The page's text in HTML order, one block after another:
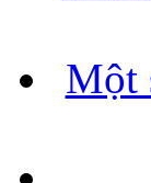
Một